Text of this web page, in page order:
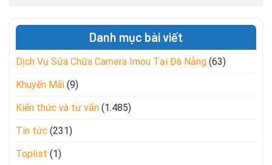
Danh mục bài viết
Dịch Vụ Sửa Chữa Camera Imou Tại Đà Nẵng (63)
Khuyến Mãi (9)
Kiến thức và tư vấn (1.485)
Tin tức (231)
Toplist (1)